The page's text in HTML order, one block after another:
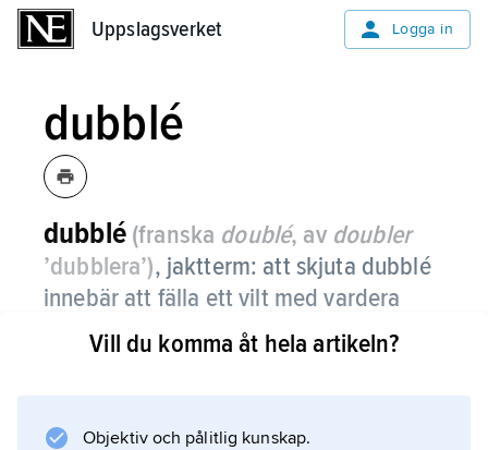
Uppslagsverket Logga in
dubblé
dubblé (franska doublé, av doubler
’dubblera’), jaktterm: att skjuta dubblé
innebär att fälla ett vilt med vardera
pipan i en dubbelbössa eller
dubbelstudsare, eller att med
omedelbart efter varandra.
Vill du komma åt hela artikeln?
Objektiv och pålitlig kunskap.